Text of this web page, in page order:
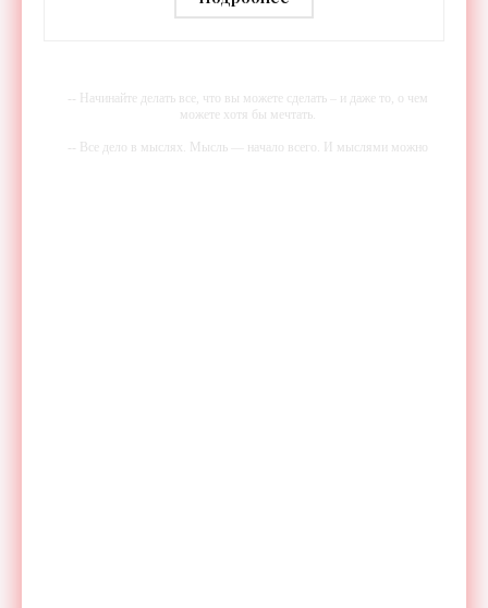
-- Начинайте делать все, что вы можете сделать – и даже то, о чем
можете хотя бы мечтать.
-- Все дело в мыслях. Мысль — начало всего. И мыслями можно